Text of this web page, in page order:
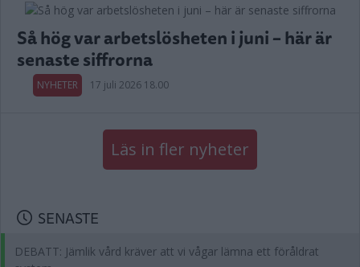
Så hög var arbetslösheten i juni – här är
senaste siffrorna
NYHETER 17 juli 2026 18.00
Läs in fler nyheter
SENASTE
DEBATT: Jämlik vård kräver att vi vågar lämna ett föråldrat